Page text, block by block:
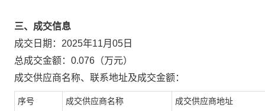
三、成交信息
成交日期： 2025年11月05日
总成交金额： 0.076 （万元）
成交供应商名称、联系地址及成交金额：
序号 成交供应商名称 成交供应商地址